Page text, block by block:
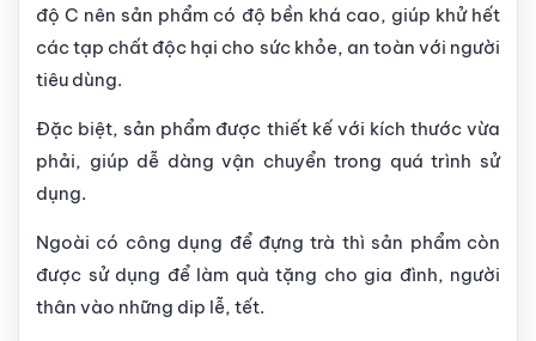
độ C nên sản phẩm có độ bền khá cao, giúp khử hết
các tạp chất độc hại cho sức khỏe, an toàn với người
tiêu dùng.
Đặc biệt, sản phẩm được thiết kế với kích thước vừa
phải, giúp dễ dàng vận chuyển trong quá trình sử
dụng.
Ngoài có công dụng để đựng trà thì sản phẩm còn
được sử dụng để làm quà tặng cho gia đình, người
thân vào những dip lễ, tết.